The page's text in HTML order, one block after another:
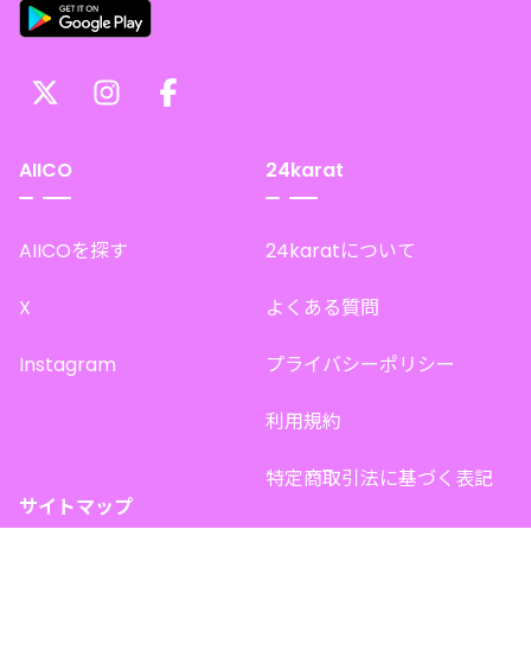
AIICO
AIICOを探す
X
Instagram
24karat
24karatについて
よくある質問
プライバシーポリシー
利用規約
特定商取引法に基づく表記
サイトマップ